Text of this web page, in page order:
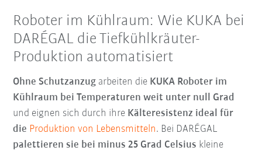
Roboter im Kühlraum: Wie KUKA bei
DARÉGAL die Tiefkühlkräuter-
Produktion automatisiert
Ohne Schutzanzug arbeiten die KUKA Roboter im
Kühlraum bei Temperaturen weit unter null Grad
und eignen sich durch ihre Kälteresistenz ideal für
die Produktion von Lebensmitteln. Bei DARÉGAL
palettieren sie bei minus 25 Grad Celsius kleine